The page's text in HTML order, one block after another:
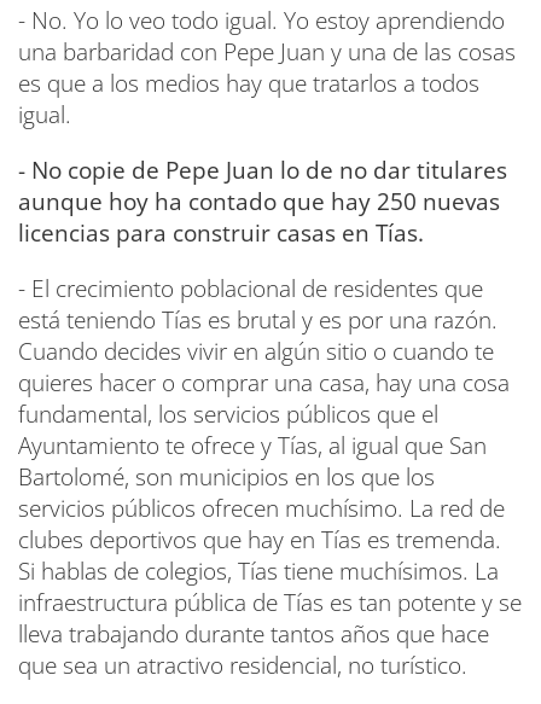
- No. Yo lo veo todo igual. Yo estoy aprendiendo
una barbaridad con Pepe Juan y una de las cosas
es que a los medios hay que tratarlos a todos
igual.
- No copie de Pepe Juan lo de no dar titulares
aunque hoy ha contado que hay 250 nuevas
licencias para construir casas en Tías.
- El crecimiento poblacional de residentes que
está teniendo Tías es brutal y es por una razón.
Cuando decides vivir en algún sitio o cuando te
quieres hacer o comprar una casa, hay una cosa
fundamental, los servicios públicos que el
Ayuntamiento te ofrece y Tías, al igual que San
Bartolomé, son municipios en los que los
servicios públicos ofrecen muchísimo. La red de
clubes deportivos que hay en Tías es tremenda.
Si hablas de colegios, Tías tiene muchísimos. La
infraestructura pública de Tías es tan potente y se
lleva trabajando durante tantos años que hace
que sea un atractivo residencial, no turístico.